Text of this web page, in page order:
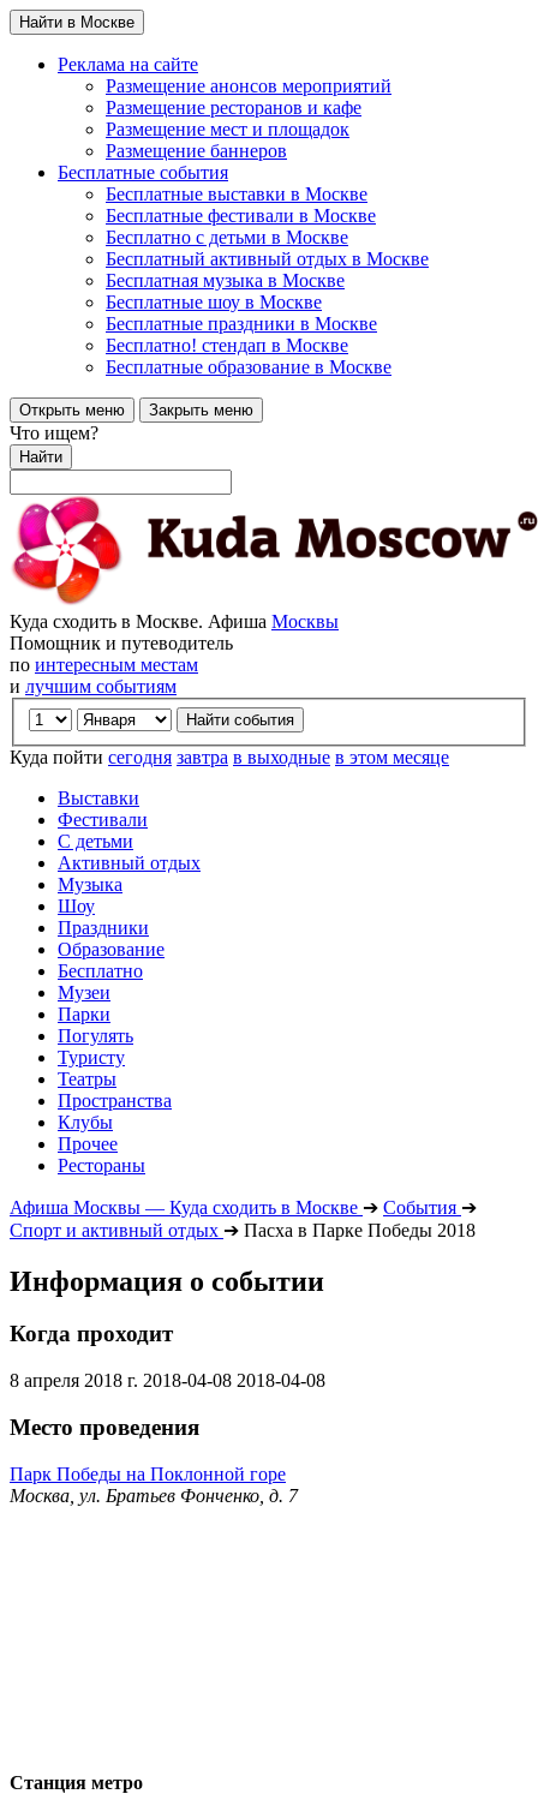
Найти в Москве
Реклама на сайте
Размещение анонсов мероприятий
Размещение ресторанов и кафе
Размещение мест и площадок
Размещение баннеров
Бесплатные события
Бесплатные выставки в Москве
Бесплатные фестивали в Москве
Бесплатно с детьми в Москве
Бесплатный активный отдых в Москве
Бесплатная музыка в Москве
Бесплатные шоу в Москве
Бесплатные праздники в Москве
Бесплатно! стендап в Москве
Бесплатные образование в Москве
Открыть меню Закрыть меню
Что ищем?
Найти
Куда сходить в Москве. Афиша Москвы
Помощник и путеводитель
по интересным местам
и лучшим событиям
Куда пойти сегодня завтра в выходные в этом месяце
Выставки
Фестивали
С детьми
Активный отдых
Музыка
Шоу
Праздники
Образование
Бесплатно
Музеи
Парки
Погулять
Туристу
Театры
Пространства
Клубы
Прочее
Рестораны
Афиша Москвы — Куда сходить в Москве ➔ События ➔
Спорт и активный отдых ➔ Пасха в Парке Победы 2018
Информация о событии
Когда проходит
8 апреля 2018 г. 2018-04-08 2018-04-08
Место проведения
Парк Победы на Поклонной горе
Москва, ул. Братьев Фонченко, д. 7
Станция метро